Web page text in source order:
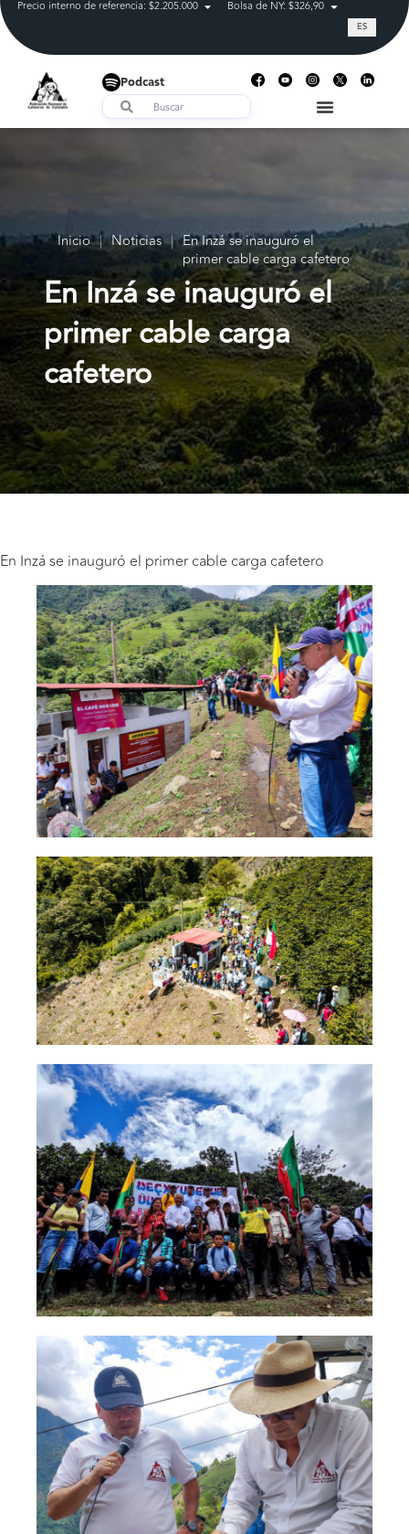
Precio interno de referencia: $2.205.000 Bolsa de NY: $326,90 Tasa de
ES
Podcast
Inicio | Noticias | En Inzá se inauguró el
primer cable carga cafetero
En Inzá se inauguró el
primer cable carga
cafetero
En Inzá se inauguró el primer cable carga cafetero